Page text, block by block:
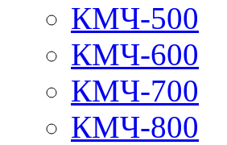
КМЧ-500
КМЧ-600
КМЧ-700
КМЧ-800